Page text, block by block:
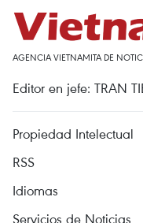
AGENCIA VIETNAMITA DE
Editor en jefe: TRAN
Propiedad Intelectual
RSS
Idiomas
Servicios de Noticias